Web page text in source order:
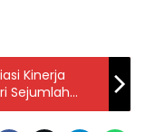
Kinerja
Sejumlah